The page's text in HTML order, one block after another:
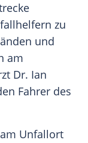
zu
und
am
Dr. Ian
Fahrer des
Unfallort